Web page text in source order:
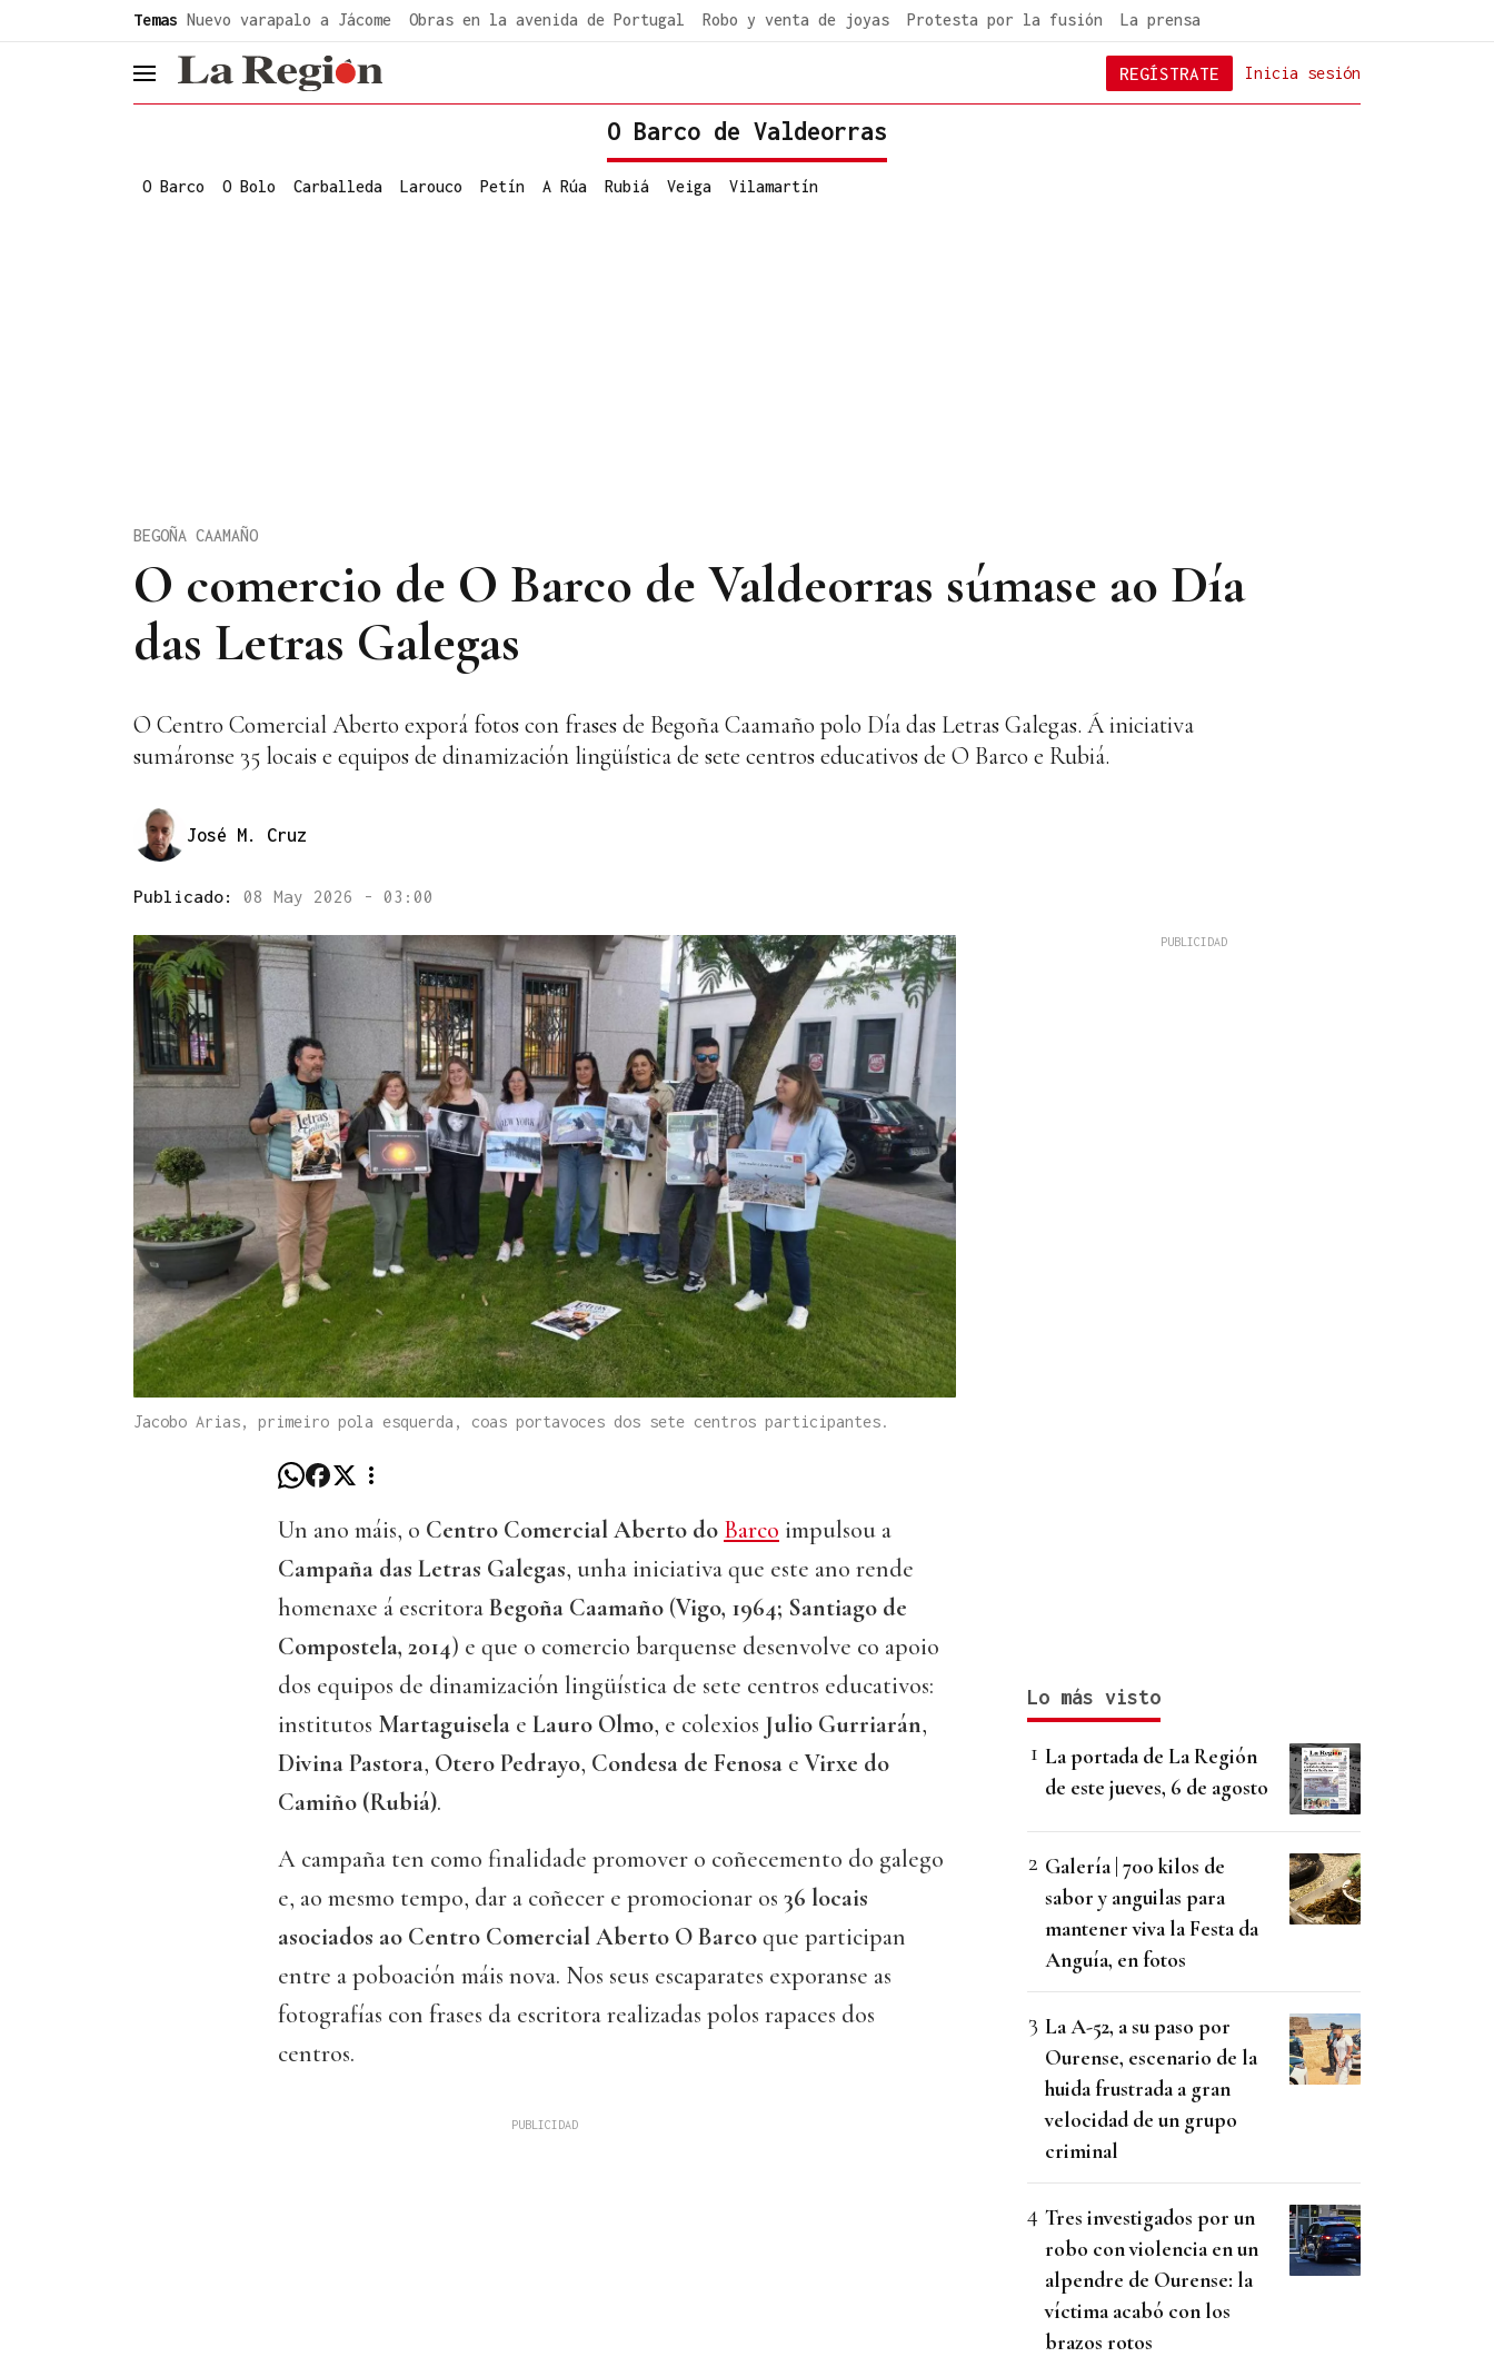
Temas Nuevo varapalo a Jácome Obras en la avenida de Portugal Robo y venta de joyas Protesta por la fusión La prensa
header.menu.open Inicia sesión
REGÍSTRATE
O Barco de Valdeorras
O Barco O Bolo Carballeda Larouco Petín A Rúa Rubiá Veiga Vilamartín
O comercio de O Barco de Valdeorras súmase ao Día
das Letras Galegas
BEGOÑA CAAMAÑO
O Centro Comercial Aberto exporá fotos con frases de Begoña Caamaño polo Día das Letras Galegas. Á iniciativa
sumáronse 35 locais e equipos de dinamización lingüística de sete centros educativos de O Barco e Rubiá.
José M. Cruz
Publicado: 08 May 2026 - 03:00
Jacobo Arias, primeiro pola esquerda, coas portavoces dos sete centros participantes.
Un ano máis, o Centro Comercial Aberto do Barco impulsou a
Campaña das Letras Galegas, unha iniciativa que este ano rende
homenaxe á escritoraBegoña Caamaño (Vigo, 1964; Santiago de
Compostela, 2014) e que o comercio barquense desenvolve co apoio
dos equipos de dinamización lingüística de sete centros educativos:
institutos Martaguisela e Lauro Olmo, e colexios Julio Gurriarán,
Divina Pastora, Otero Pedrayo, Condesa de Fenosa e Virxe do
Camiño (Rubiá).
A campaña ten como finalidade promover o coñecemento do galego
e, ao mesmo tempo, dar a coñecer e promocionar os 36 locais
asociados ao Centro Comercial Aberto O Barcoque participan
entre a poboación máis nova. Nos seus escaparates exporanse as
fotografías con frases da escritora realizadas polos rapaces dos
centros.
Lo más visto
La portada de La Región
de este jueves, 6 de agosto
Galería | 700 kilos de
sabor y anguilas para
mantener viva la Festa da
Anguía, en fotos
La A-52, a su paso por
Ourense, escenario de la
huida frustrada a gran
velocidad de un grupo
criminal
Tres investigados por un
robo con violencia en un
alpendre de Ourense: la
víctima acabó con los
brazos rotos